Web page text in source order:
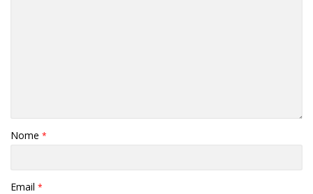
Nome *
Email *